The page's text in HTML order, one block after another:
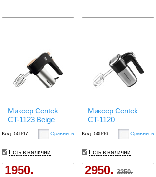
Миксер Centek
CT-1123 Beige
Код: 50847 Сравнить
Есть в наличии
1950.
Миксер Centek
CT-1120
Код: 50846 Сравнить
Есть в наличии
2950. 3250.